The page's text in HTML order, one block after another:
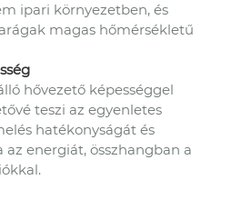
ipari környezetben, és
magas hőmérsékletű
hővezető képességgel
teszi az egyenletes
hatékonyságát és
energiát, összhangban a